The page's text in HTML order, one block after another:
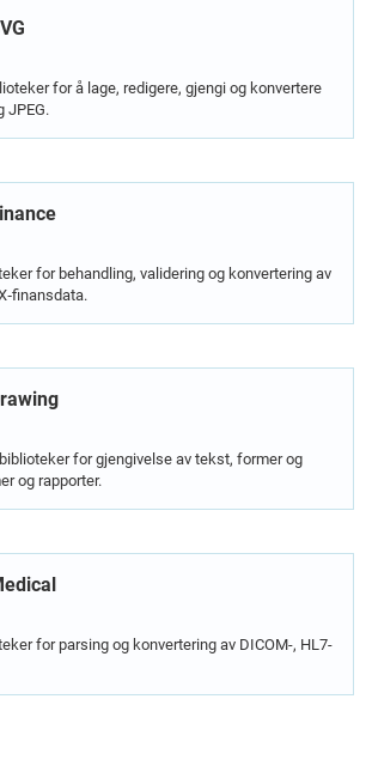
for å lage, redigere, gjengi og konvertere
JPEG.
for behandling, validering og konvertering av
for gjengivelse av tekst, former og
og rapporter.
for parsing og konvertering av DICOM-, HL7-